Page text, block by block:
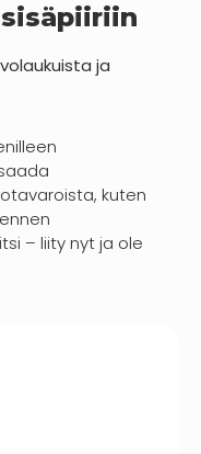
ja
kuten
– liity nyt ja ole